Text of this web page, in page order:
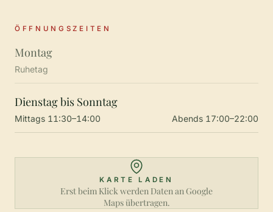
ÖFFNUNGSZEITEN
Montag
Ruhetag
Dienstag bis Sonntag
Mittags 11:30–14:00 Abends 17:00–22:00
KARTE LADEN
Erst beim Klick werden Daten an Google
Maps übertragen.